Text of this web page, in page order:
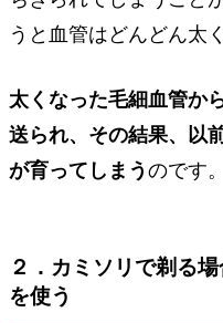
うと血管はどんどん太
太くなった毛細血管か
送られ、その結果、以
が育ってしまう のです。
２．カミソリで剃る
を使う